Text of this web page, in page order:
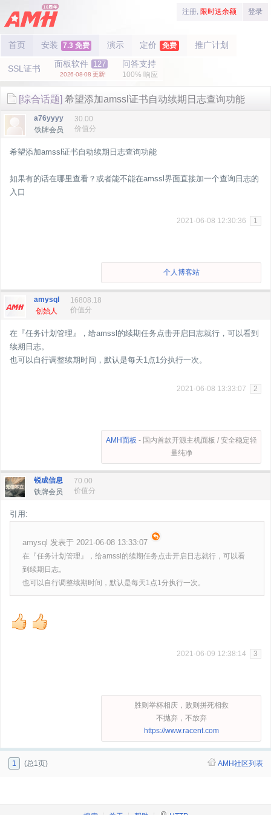
注册, 限时送余额 登录
首页 安装 7.3 免费 演示 定价 免费 推广计划
SSL证书 面板软件 127
2026-08-08 更新!
问答支持
100% 响应
[综合话题] 希望添加amssl证书自动续期日志查询功能
a76yyyy
铁牌会员
30.00
价值分
希望添加amssl证书自动续期日志查询功能
如果有的话在哪里查看？或者能不能在amssl界面直接加一个查询日志的
入口
2021-06-08 12:30:36 1
个人博客站
amysql
创始人
16808.18
价值分
在『任务计划管理』，给amssl的续期任务点击开启日志就行，可以看到
续期日志。
也可以自行调整续期时间，默认是每天1点1分执行一次。
2021-06-08 13:33:07 2
AMH面板 - 国内首款开源主机面板 / 安全稳定轻
量纯净
锐成信息
铁牌会员
70.00
价值分
引用:
amysql 发表于 2021-06-08 13:33:07
在『任务计划管理』，给amssl的续期任务点击开启日志就行，可以看
到续期日志。
也可以自行调整续期时间，默认是每天1点1分执行一次。
2021-06-09 12:38:14 3
胜则举杯相庆，败则拼死相救
不抛弃，不放弃
https://www.racent.com
1 (总1页) AMH社区列表